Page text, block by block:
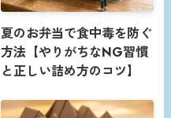
夏のお弁当で食中毒を防ぐ
方法【やりがちなNG習慣
と正しい詰め方のコツ】